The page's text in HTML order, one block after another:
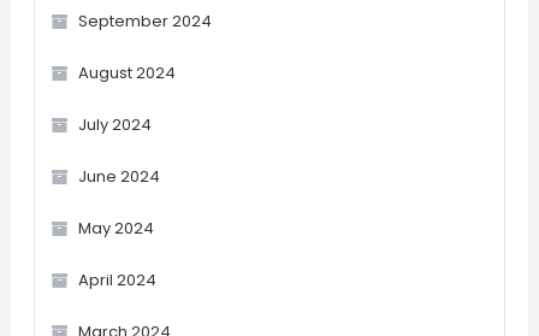
September 2024
August 2024
July 2024
June 2024
May 2024
April 2024